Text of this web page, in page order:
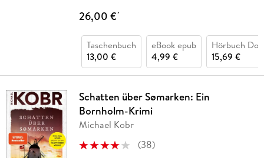
26,00 €*
Taschenbuch
13,00 €
eBook epub
4,99 €
Hörbuch
15,69 €
Schatten über Sømarken: Ein
Bornholm-Krimi
Michael Kobr
(38)